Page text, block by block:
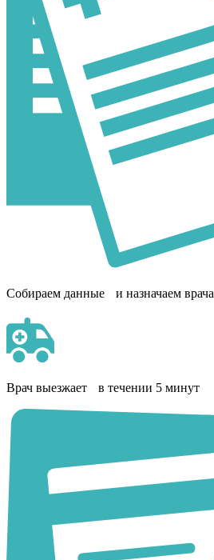
Собираем данные и назначаем врача
Врач выезжает в течении 5 минут